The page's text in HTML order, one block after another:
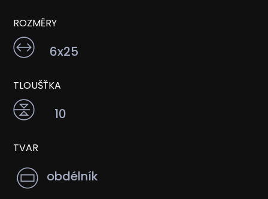
ROZMĚRY
6x25
TLOUŠŤKA
10
TVAR
obdélník